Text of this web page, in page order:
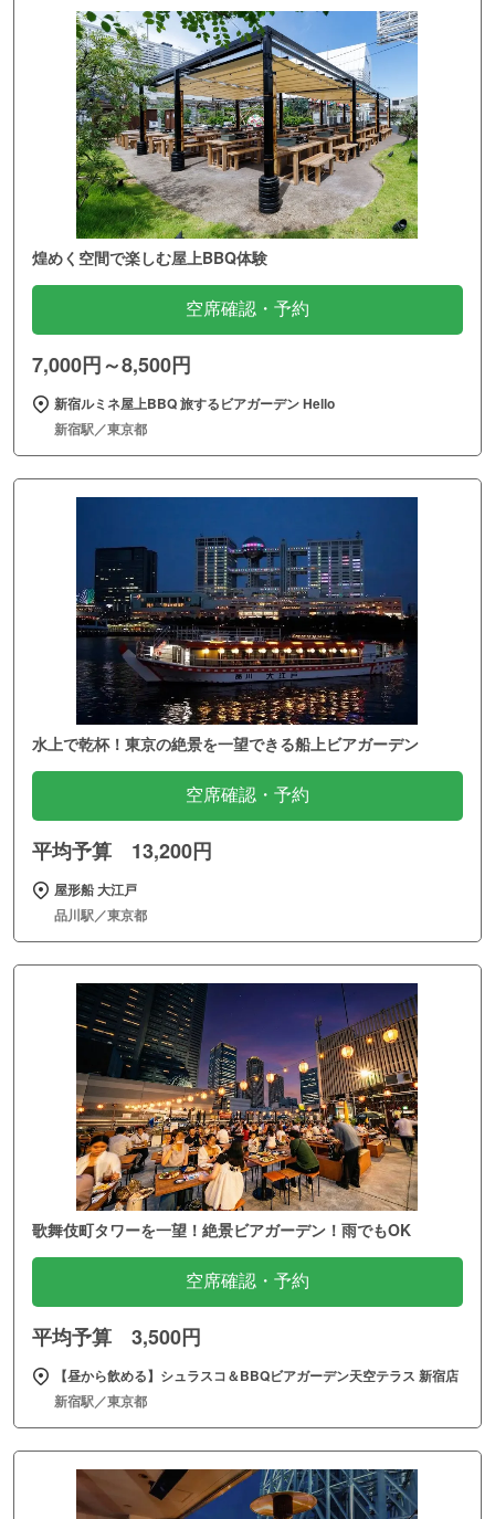
煌めく空間で楽しむ屋上BBQ体験
空席確認・予約
7,000円～8,500円
新宿ルミネ屋上BBQ 旅するビアガーデン Hello
新宿駅／東京都
水上で乾杯！東京の絶景を一望できる船上ビアガーデン
空席確認・予約
平均予算 13,200円
屋形船 大江戸
品川駅／東京都
歌舞伎町タワーを一望！絶景ビアガーデン！雨でもOK
空席確認・予約
平均予算 3,500円
【昼から飲める】シュラスコ＆BBQビアガーデン天空テラス 新宿店
新宿駅／東京都